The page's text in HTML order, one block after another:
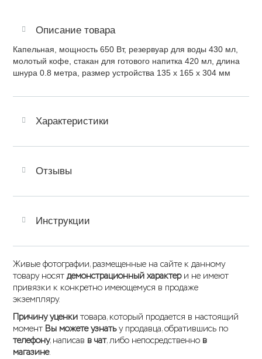
Описание товара
Капельная, мощность 650 Вт, резервуар для воды 430 мл,
молотый кофе, стакан для готового напитка 420 мл, длина
шнура 0.8 метра, размер устройства 135 x 165 x 304 мм
Характеристики
Отзывы
Инструкции
Живые фотографии, размещенные на сайте к данному
товару носят демонстрационный характери не имеют
привязки к конкретно имеющемуся в продаже
экземпляру.
Причину уценки товара, который продается в настоящий
момент Вы можете узнатьу продавца, обратившись по
телефону, написав в чат, либо непосредственно в
магазине.